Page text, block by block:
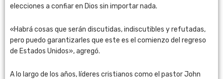
elecciones a confiar en Dios sin importar nada.
«Habrá cosas que serán discutidas, indiscutibles y refutadas,
pero puedo garantizarles que este es el comienzo del regreso
de Estados Unidos», agregó.
A lo largo de los años, líderes cristianos como el pastor John